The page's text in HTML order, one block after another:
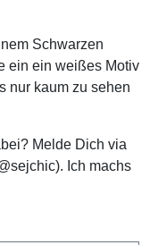
Schwarzen
ein ein weißes Motiv
nur kaum zu sehen
Melde Dich via
Ich machs